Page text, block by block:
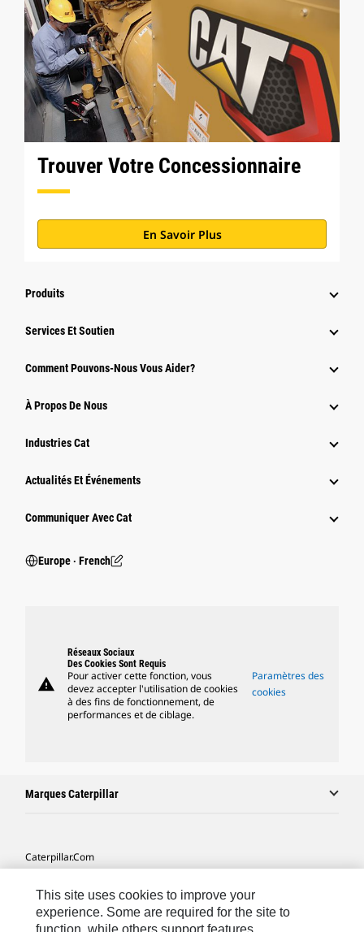
Trouver Votre Concessionnaire
En Savoir Plus
Produits
Services Et Soutien
Comment Pouvons-Nous Vous Aider?
À Propos De Nous
Industries Cat
Actualités Et Événements
Communiquer Avec Cat
Europe ‧ French
warning
Réseaux Sociaux
Des Cookies Sont Requis
Pour activer cette fonction, vous
devez accepter l'utilisation de cookies
à des fins de fonctionnement, de
performances et de ciblage.
Paramètres des
cookies
Marques Caterpillar
Caterpillar.com
Mes Préférences Marketing
This site uses cookies to improve your
experience. Some are required for the site to
function, while others support features,